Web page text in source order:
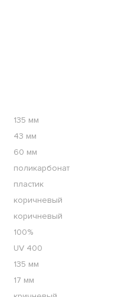
135 мм
43 мм
60 мм
поликарбонат
пластик
коричневый
коричневый
100%
UV 400
135 мм
17 мм